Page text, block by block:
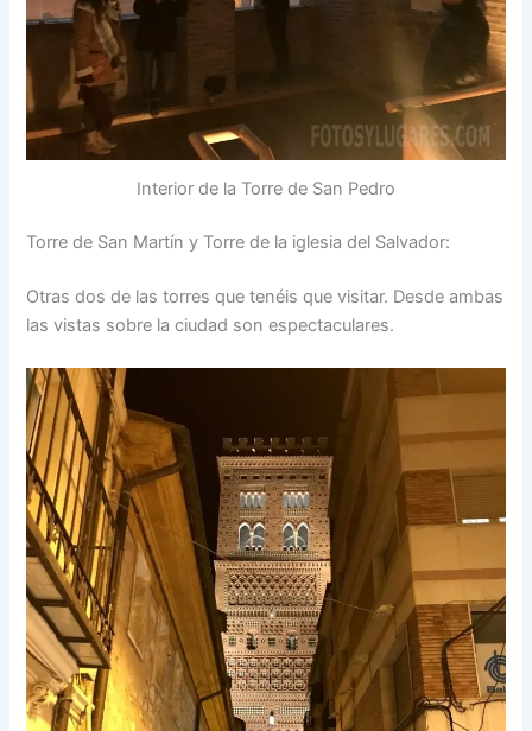
Interior de la Torre de San Pedro
Torre de San Martín y Torre de la iglesia del Salvador:
Otras dos de las torres que tenéis que visitar. Desde ambas
las vistas sobre la ciudad son espectaculares.